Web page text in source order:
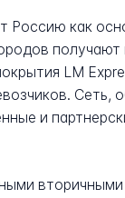
Россию как
LM
и